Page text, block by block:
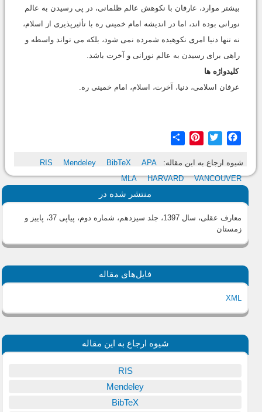
بیشتر موارد، عارفان با نکوهش عالم ظلمانی، در پی رسیدن به عالم
نورانی بوده اند، اما در اندیشه امام خمینی ره با تأثیرپذیری از اسلام،
نه تنها دنیا امری نکوهیده شمرده نمی شود، بلکه می تواند واسطه و
راهی برای رسیدن به عالم نورانی و آخرت باشد.
کلیدواژه ها
عرفان اسلامی، دنیا، آخرت، اسلام، امام خمینی ره.
Facebook
Twitter
Pinterest
شیوه ارجاع به این مقاله: RIS Mendeley BibTeX
APA
MLA
HARVARD VANCOUVER
منتشر شده در
معارف عقلی، سال 1397، جلد سیزدهم، شماره دوم، پیاپی 37، پاییز و
زمستان
فایل‌های مقاله
XML
شیوه ارجاع به این مقاله
RIS
Mendeley
BibTeX